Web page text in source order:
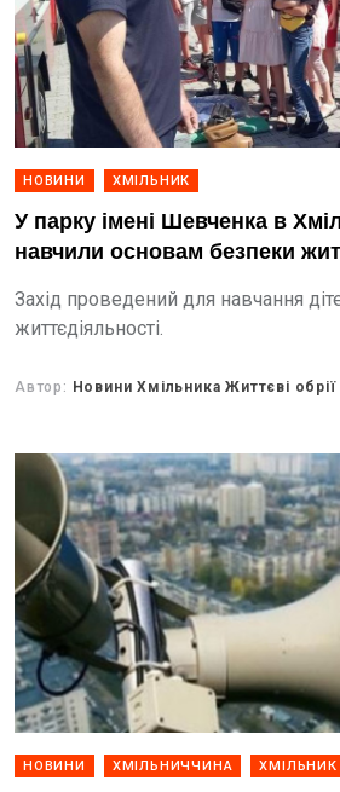
НОВИНИ ХМІЛЬНИК
У парку імені Шевченка в
навчили основам безпеки
Захід проведений для навчання
життєдіяльності.
Автор: Новини Хмільника Життєві обрії
НОВИНИ ХМІЛЬНИЧЧИНА ХМІЛЬНИК